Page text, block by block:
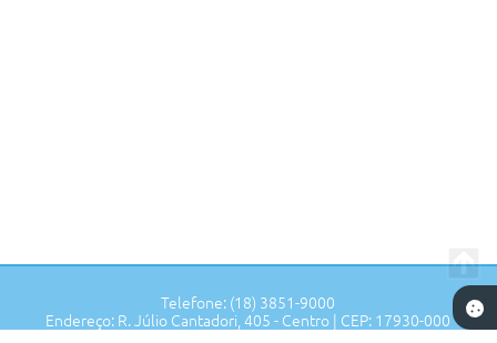
Telefone: (18) 3851-9000
Endereço: R. Júlio Cantadori, 405 - Centro | CEP: 17930-000